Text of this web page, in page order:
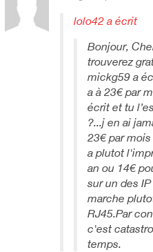
lolo42 a écrit
Bonjour,
trouverez
mickg59 a
a à 23€ par
écrit et tu
?...j en ai
23€ par
a plutot
an ou 14€
sur un des
marche
RJ45.Par
c'est
temps.